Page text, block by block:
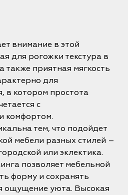
внимание в этой
для рогожки текстура в
также приятная мягкость
для
в котором простота
с
комфортом.
тем, что подойдет
мебели разных стилей –
или эклектика.
позволяет мебельной
форму и сохранять
ощущение уюта. Высокая